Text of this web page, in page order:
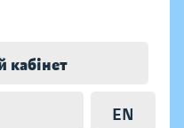
кабінет
EN